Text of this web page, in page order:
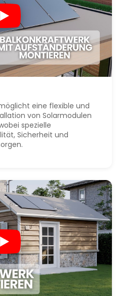
eine flexible und
von Solarmodulen
spezielle
Sicherheit und